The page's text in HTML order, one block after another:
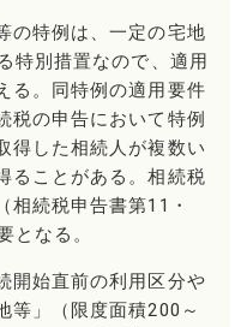
の特例は、一定の宅地
特別措置なので、適用
る。同特例の適用要件
税の申告において特例
得した相続人が複数い
ることがある。相続税
相続税申告書第11・
となる。
開始直前の利用区分や
等」（限度面積200～